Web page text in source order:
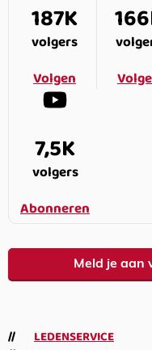
187K
volgers
Volgen
7,5K
volgers
Abonneren
Meld je aan
LEDENSERVICE